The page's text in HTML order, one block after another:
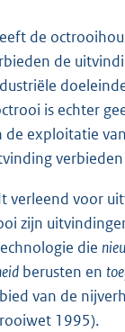
de
de
is echter
exploitatie
verleend voor
zijn
die
berusten en
van de
1995).